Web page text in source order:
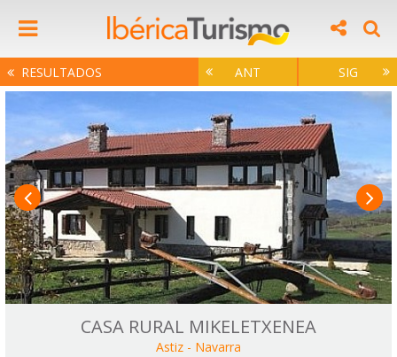
RESULTADOS ANT SIG
CASA RURAL MIKELETXENEA
Astiz - Navarra